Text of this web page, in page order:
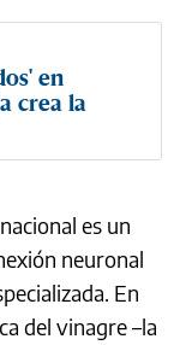
en
crea la
es un
neuronal
En
del vinagre –la